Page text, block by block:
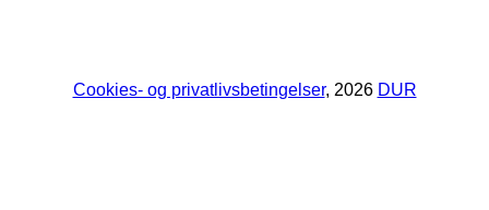
Cookies- og privatlivsbetingelser, 2026 DUR